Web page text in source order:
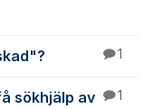
1
sökhjälp av
1